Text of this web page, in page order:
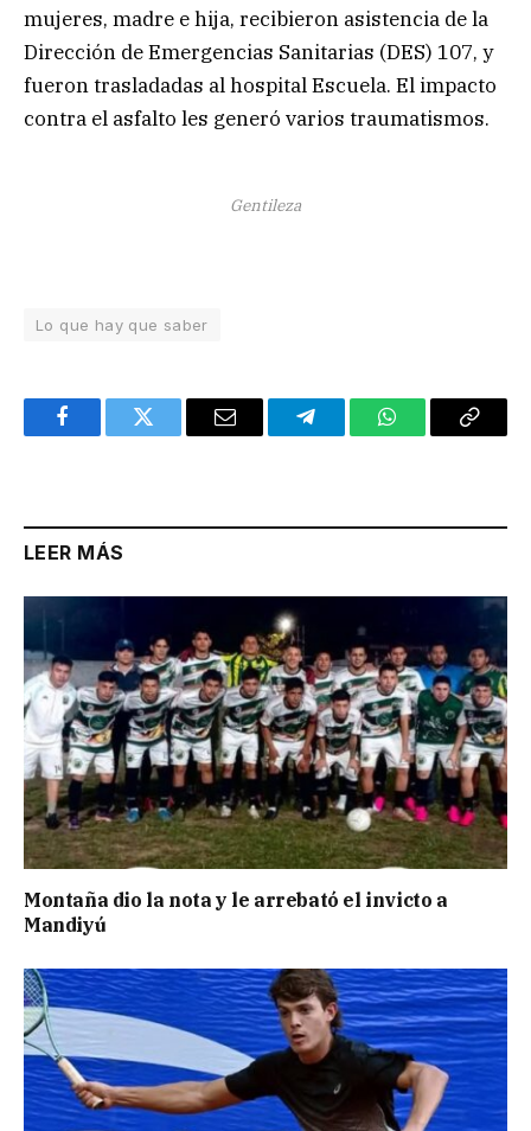
mujeres, madre e hija, recibieron asistencia de la
Dirección de Emergencias Sanitarias (DES) 107, y
fueron trasladadas al hospital Escuela. El impacto
contra el asfalto les generó varios traumatismos.
Gentileza
Lo que hay que saber
FacebookTwitter Email TelegramWhatsAppCopy
LEER MÁS
Montaña dio la nota y le arrebató el invicto a
Mandiyú